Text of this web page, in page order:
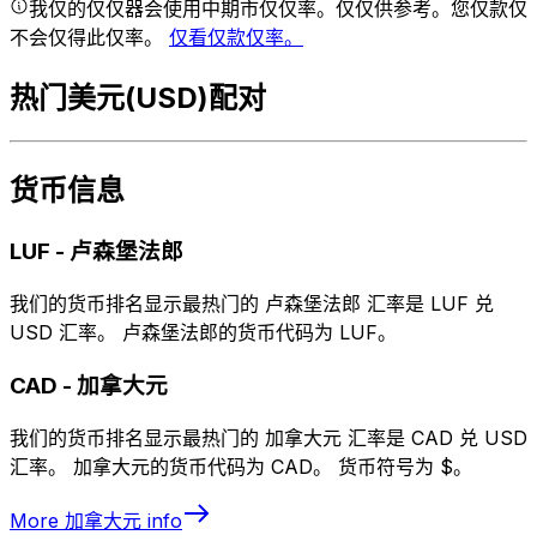
我仅的仅仅器会使用中期市仅仅率。仅仅供参考。您仅款仅
不会仅得此仅率。 仅看仅款仅率。
热门美元(USD)配对
货币信息
LUF - 卢森堡法郎
我们的货币排名显示最热门的 卢森堡法郎 汇率是 LUF 兑
USD 汇率。 卢森堡法郎的货币代码为 LUF。
CAD - 加拿大元
我们的货币排名显示最热门的 加拿大元 汇率是 CAD 兑 USD
汇率。 加拿大元的货币代码为 CAD。 货币符号为 $。
More 加拿大元 info